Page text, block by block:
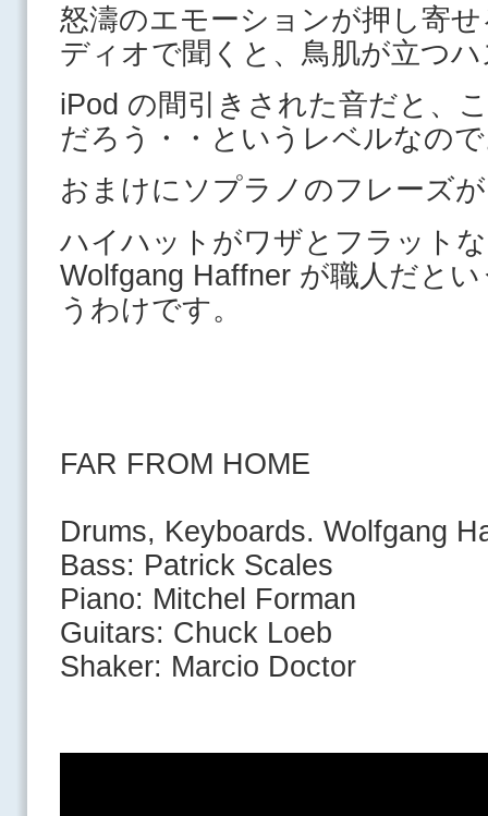
怒濤のエモーションが押し寄
ディオで聞くと、鳥肌が立つ
iPod の間引きされた音だと、
だろう・・というレベルなの
おまけにソプラノのフレーズ
ハイハットがワザとフラット
Wolfgang Haffner が職人だと
うわけです。
FAR FROM HOME
Drums, Keyboards. Wolfgang
Bass: Patrick Scales
Piano: Mitchel Forman
Guitars: Chuck Loeb
Shaker: Marcio Doctor